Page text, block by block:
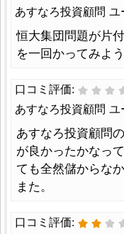
あすなろ投資顧問 ユ
恒大集団問題が片
を一回かってみよう
口コミ評価:
あすなろ投資顧問 ユ
あすなろ投資顧問
が良かったかなっ
ても全然儲からな
また。
口コミ評価: